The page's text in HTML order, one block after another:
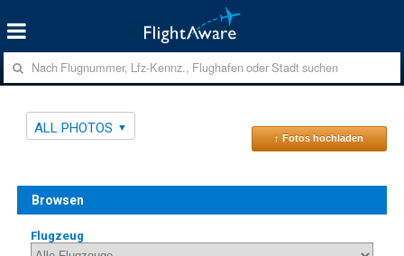
ALL PHOTOS
↑ Fotos hochladen
Browsen
Flugzeug